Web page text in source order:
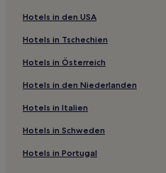
Hotels in den USA
Hotels in Tschechien
Hotels in Österreich
Hotels in den Niederlanden
Hotels in Italien
Hotels in Schweden
Hotels in Portugal